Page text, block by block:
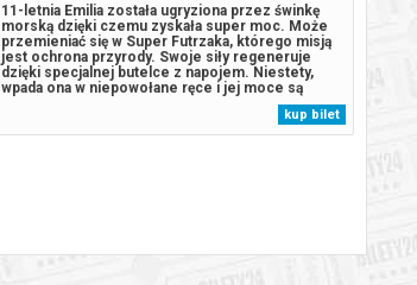
11-letnia Emilia została ugryziona przez świnkę
morską dzięki czemu zyskała super moc. Może
przemieniać się w Super Futrzaka, którego misją
jest ochrona przyrody. Swoje siły regeneruje
dzięki specjalnej butelce z napojem. Niestety,
wpada ona w niepowołane ręce i jej moce są
zagrożone. Emilia będzie musiała nauczyć się
sobie radzić bez magii. Szybko przekona się, że
każdy może być superbohaterem. Oryginalny...
kup bilet